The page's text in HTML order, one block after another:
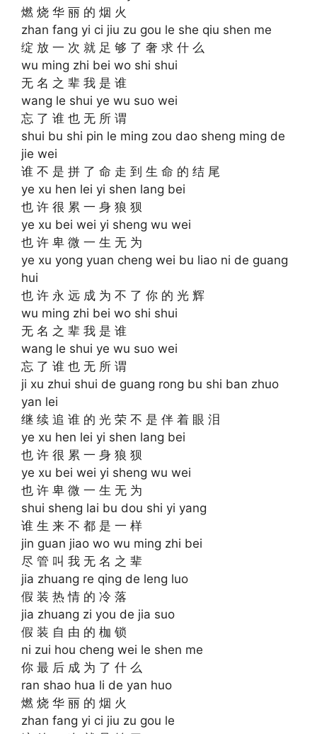
燃 烧 华 丽 的 烟 火
zhan fang yi ci jiu zu gou le she qiu shen me
绽 放 一 次 就 足 够 了 奢 求 什 么
wu ming zhi bei wo shi shui
无 名 之 辈 我 是 谁
wang le shui ye wu suo wei
忘 了 谁 也 无 所 谓
shui bu shi pin le ming zou dao sheng ming de
jie wei
谁 不 是 拼 了 命 走 到 生 命 的 结 尾
ye xu hen lei yi shen lang bei
也 许 很 累 一 身 狼 狈
ye xu bei wei yi sheng wu wei
也 许 卑 微 一 生 无 为
ye xu yong yuan cheng wei bu liao ni de guang
hui
也 许 永 远 成 为 不 了 你 的 光 辉
wu ming zhi bei wo shi shui
无 名 之 辈 我 是 谁
wang le shui ye wu suo wei
忘 了 谁 也 无 所 谓
ji xu zhui shui de guang rong bu shi ban zhuo
yan lei
继 续 追 谁 的 光 荣 不 是 伴 着 眼 泪
ye xu hen lei yi shen lang bei
也 许 很 累 一 身 狼 狈
ye xu bei wei yi sheng wu wei
也 许 卑 微 一 生 无 为
shui sheng lai bu dou shi yi yang
谁 生 来 不 都 是 一 样
jin guan jiao wo wu ming zhi bei
尽 管 叫 我 无 名 之 辈
jia zhuang re qing de leng luo
假 装 热 情 的 冷 落
jia zhuang zi you de jia suo
假 装 自 由 的 枷 锁
ni zui hou cheng wei le shen me
你 最 后 成 为 了 什 么
ran shao hua li de yan huo
燃 烧 华 丽 的 烟 火
zhan fang yi ci jiu zu gou le